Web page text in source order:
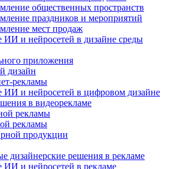
общественных пространств
праздников и мероприятий
мест продаж
ИИ и нейросетей в дизайне среды
приложения
дизайн
рекламы
ИИ и нейросетей в цифровом дизайне
в видеорекламе
рекламы
рекламы
продукции
дизайнерские решения в рекламе
ИИ и нейросетей в рекламе